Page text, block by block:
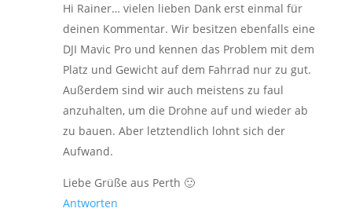
Hi Rainer… vielen lieben Dank erst einmal für
deinen Kommentar. Wir besitzen ebenfalls eine
DJI Mavic Pro und kennen das Problem mit dem
Platz und Gewicht auf dem Fahrrad nur zu gut.
Außerdem sind wir auch meistens zu faul
anzuhalten, um die Drohne auf und wieder ab
zu bauen. Aber letztendlich lohnt sich der
Aufwand.
Liebe Grüße aus Perth 🙂
Antworten